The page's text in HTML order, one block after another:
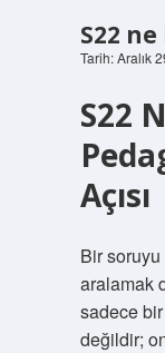
S22
Tarih: Aralık
S22
Açısı
Bir soruyu
aralamak
sadece
değildir;